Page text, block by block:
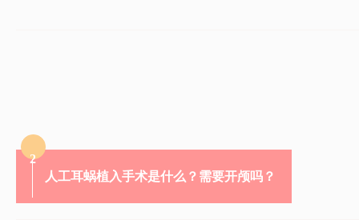
2
人工耳蜗植入手术是什么？需要开颅吗？